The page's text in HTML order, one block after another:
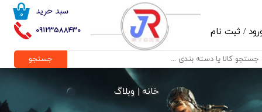
09123588430
۰ سبد خرید
/ ثبت نام
حساب کاربری من
تغییر گذر واژه
خروج از حساب کاربری
جستجو
خانه |وبلاگ